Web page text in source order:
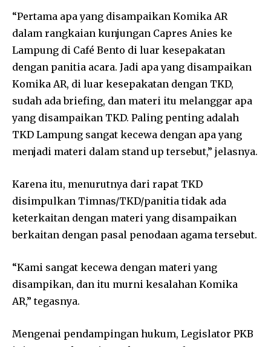
“Pertama apa yang disampaikan Komika AR
dalam rangkaian kunjungan Capres Anies ke
Lampung di Café Bento di luar kesepakatan
dengan panitia acara. Jadi apa yang disampaikan
Komika AR, di luar kesepakatan dengan TKD,
sudah ada briefing, dan materi itu melanggar apa
yang disampaikan TKD. Paling penting adalah
TKD Lampung sangat kecewa dengan apa yang
menjadi materi dalam stand up tersebut,” jelasnya.
Karena itu, menurutnya dari rapat TKD
disimpulkan Timnas/TKD/panitia tidak ada
keterkaitan dengan materi yang disampaikan
berkaitan dengan pasal penodaan agama tersebut.
“Kami sangat kecewa dengan materi yang
disampikan, dan itu murni kesalahan Komika
AR,” tegasnya.
Mengenai pendampingan hukum, Legislator PKB